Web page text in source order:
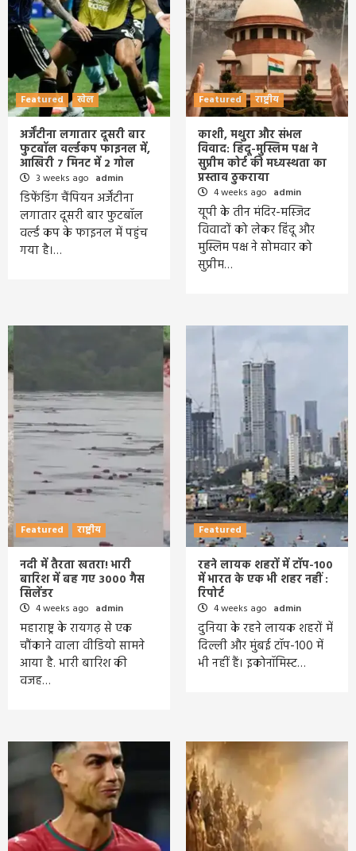
Featured खेल
अर्जेंटीना लगातार दूसरी बार
फुटबॉल वर्ल्डकप फाइनल में,
आखिरी 7 मिनट में 2 गोल
3 weeks ago admin
डिफेंडिंग चैंपियन अर्जेंटीना
लगातार दूसरी बार फुटबॉल
वर्ल्ड कप के फाइनल में पहुंच
गया है।…
Featured राष्ट्रीय
काशी, मथुरा और संभल
विवाद: हिंदू-मुस्लिम पक्ष ने
सुप्रीम कोर्ट की मध्यस्थता का
प्रस्ताव ठुकराया
4 weeks ago admin
यूपी के तीन मंदिर-मस्जिद
विवादों को लेकर हिंदू और
मुस्लिम पक्ष ने सोमवार को
सुप्रीम…
Featured राष्ट्रीय
नदी में तैरता खतरा! भारी
बारिश में बह गए 3000 गैस
सिलेंडर
4 weeks ago admin
महाराष्ट्र के रायगढ़ से एक
चौंकाने वाला वीडियो सामने
आया है. भारी बारिश की
वजह…
Featured
रहने लायक शहरों में टॉप-100
में भारत के एक भी शहर नहीं :
रिपोर्ट
4 weeks ago admin
दुनिया के रहने लायक शहरों में
दिल्ली और मुंबई टॉप-100 में
भी नहीं हैं। इकोनॉमिस्ट…